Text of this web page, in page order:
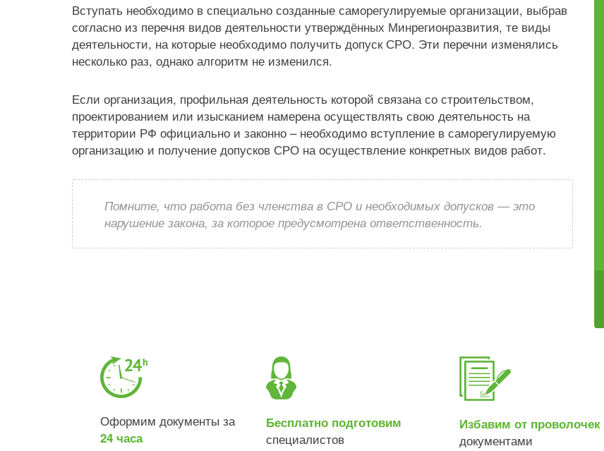
Вступать необходимо в специально созданные саморегулируемые организации, выбрав
согласно из перечня видов деятельности утверждённых Минрегионразвития, те виды
деятельности, на которые необходимо получить допуск СРО. Эти перечни изменялись
несколько раз, однако алгоритм не изменился.
Если организация, профильная деятельность которой связана со строительством,
проектированием или изысканием намерена осуществлять свою деятельность на
территории РФ официально и законно – необходимо вступление в саморегулируемую
организацию и получение допусков СРО на осуществление конкретных видов работ.
Помните, что работа без членства в СРО и необходимых допусков — это
нарушение закона, за которое предусмотрена ответственность.
Оформим документы за
24 часа
Бесплатно подготовим
специалистов
Избавим от проволочек
документами